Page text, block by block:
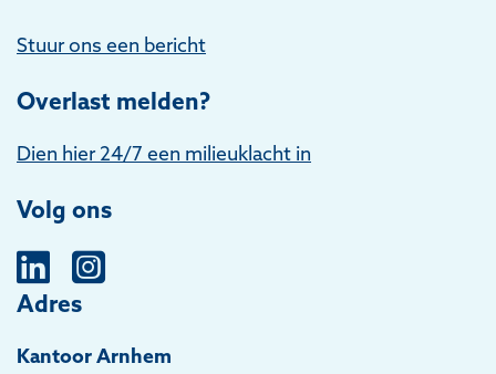
Stuur ons een bericht
Overlast melden?
Dien hier 24/7 een milieuklacht in
Volg ons
Adres
Kantoor Arnhem